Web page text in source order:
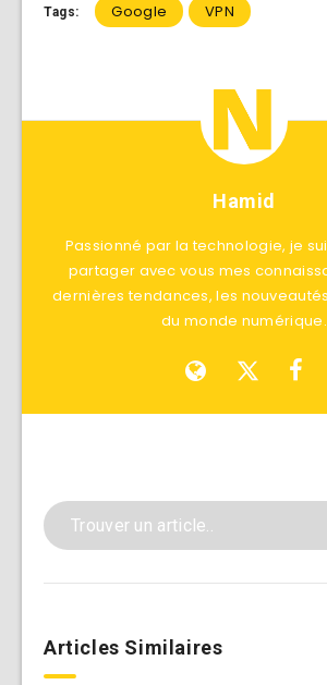
Tags: Google VPN
Hamid
Passionné par la technologie, je
partager avec vous mes
dernières tendances, les
du monde numérique.
Articles Similaires